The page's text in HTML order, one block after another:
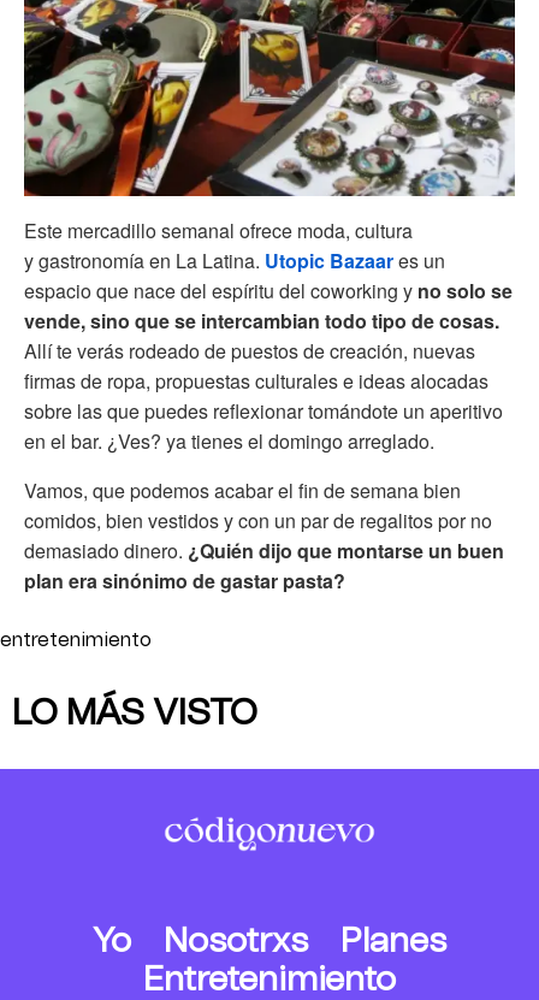
Este mercadillo semanal ofrece moda, cultura
y gastronomía en La Latina. Utopic Bazaares un
espacio que nace del espíritu del coworking y no solo se
vende, sino que se intercambian todo tipo de cosas.
Allí te verás rodeado de puestos de creación, nuevas
firmas de ropa, propuestas culturales e ideas alocadas
sobre las que puedes reflexionar tomándote un aperitivo
en el bar. ¿Ves? ya tienes el domingo arreglado.
Vamos, que podemos acabar el fin de semana bien
comidos, bien vestidos y con un par de regalitos por no
demasiado dinero. ¿Quién dijo que montarse un buen
plan era sinónimo de gastar pasta?
entretenimiento
LO MÁS VISTO
Yo Nosotrxs
Planes
Entretenimiento